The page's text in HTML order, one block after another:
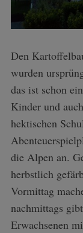
Den Kartoffelbauern sei Dank! Denn die Herbstferien
wurden
das ist schon
Kinder und
hektischen
die Alpen an.
herbstlich
Vormittag
nachmittags
Erwachsenen